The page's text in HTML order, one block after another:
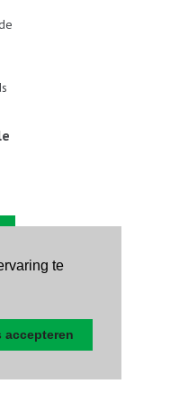
te
accepteren
media